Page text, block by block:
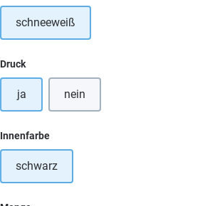
schneeweiß
Druckauswählen
ja nein
Innenfarbeauswählen
schwarz